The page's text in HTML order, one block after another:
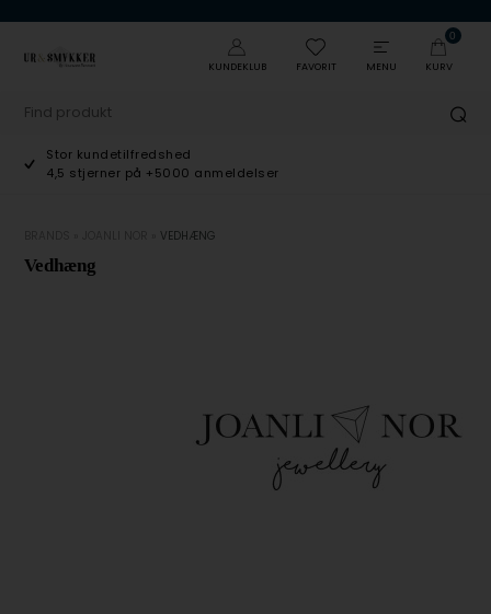
KUNDEKLUB FAVORIT MENU
0
KURV
Stor kundetilfredshed
4,5 stjerner på +5000 anmeldelser
VEDHÆNG
Vedhæng